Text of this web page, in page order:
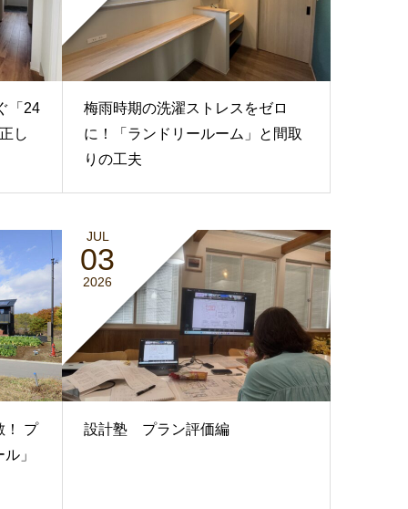
「24
し
梅雨時期の洗濯ストレスをゼロ
に！「ランドリールーム」と間取
りの工夫
！ プ
」
JUL
03
2026
設計塾 プラン評価編